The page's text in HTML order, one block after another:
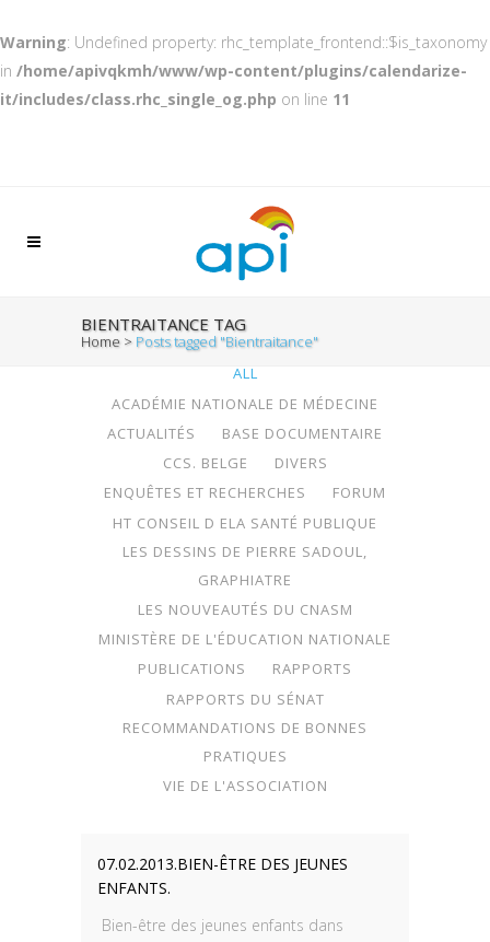
Warning: Undefined property: rhc_template_frontend::$is_taxonomy
in /home/apivqkmh/www/wp-content/plugins/calendarize-
it/includes/class.rhc_single_og.php on line 11
BIENTRAITANCE TAG
Home > Posts tagged "Bientraitance"
ALL
ACADÉMIE NATIONALE DE MÉDECINE
ACTUALITÉS
BASE DOCUMENTAIRE
CCS. BELGE
DIVERS
ENQUÊTES ET RECHERCHES
FORUM
HT CONSEIL D ELA SANTÉ PUBLIQUE
LES DESSINS DE PIERRE SADOUL,
GRAPHIATRE
LES NOUVEAUTÉS DU CNASM
MINISTÈRE DE L'ÉDUCATION NATIONALE
PUBLICATIONS
RAPPORTS
RAPPORTS DU SÉNAT
RECOMMANDATIONS DE BONNES
PRATIQUES
VIE DE L'ASSOCIATION
07.02.2013.BIEN-ÊTRE DES JEUNES
ENFANTS.
Bien-être des jeunes enfants dans